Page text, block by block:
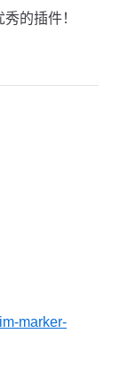
的插件！
marker-